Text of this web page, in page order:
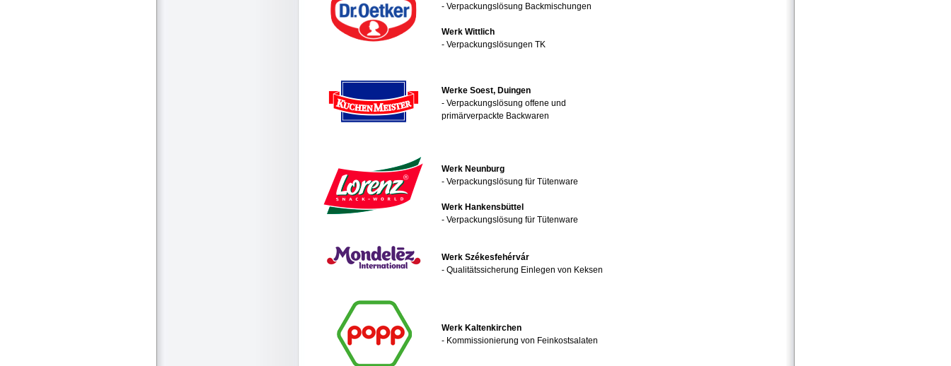
- Verpackungslösung Backmischungen
Werk Wittlich
- Verpackungslösungen TK
Werke Soest, Duingen
- Verpackungslösung offene und
primärverpackte Backwaren
Werk Neunburg
- Verpackungslösung für Tütenware
Werk Hankensbüttel
- Verpackungslösung für Tütenware
Werk Székesfehérvár
- Qualitätssicherung Einlegen von Keksen
Werk Kaltenkirchen
- Kommissionierung von Feinkostsalaten